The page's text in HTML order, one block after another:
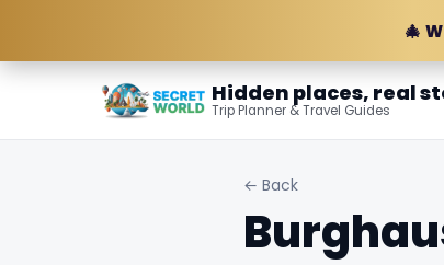
🎄
Hidden places, real
Trip Planner & Travel Guides
← Back